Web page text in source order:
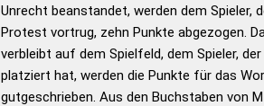
Duden –
Bänden
Duden – Richtiges
Deutsch
Unrecht beanstandet, werden dem Spieler,
Protest vortrug, zehn Punkte abgezogen.
verbleibt auf dem Spielfeld, dem Spieler,
platziert hat, werden die Punkte für das
gutgeschrieben. Aus den Buchstaben von